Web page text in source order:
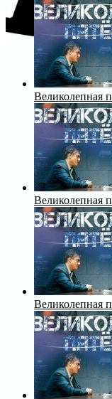
Великолепная
Великолепная
Великолепная